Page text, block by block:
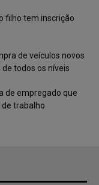
filho tem inscrição
de veículos novos
todos os níveis
de empregado que
trabalho